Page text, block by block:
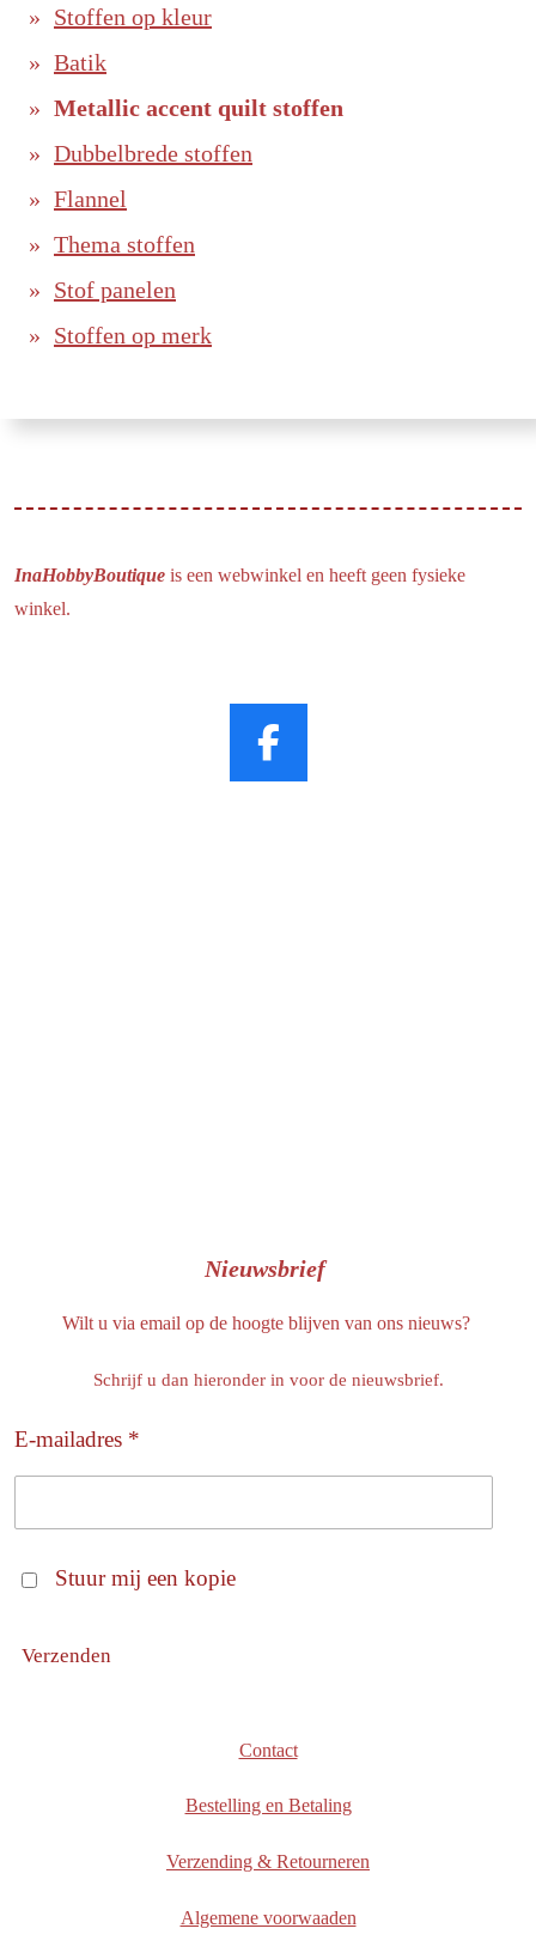
Stoffen op kleur
Batik
Metallic accent quilt stoffen
Dubbelbrede stoffen
Flannel
Thema stoffen
Stof panelen
Stoffen op merk
InaHobbyBoutique is een webwinkel en heeft geen fysieke
winkel.
F
Nieuwsbrief
Wilt u via email op de hoogte blijven van ons nieuws?
Schrijf u dan hieronder in voor de nieuwsbrief.
E-mailadres *
Stuur mij een kopie
Verzenden
Contact
Bestelling en Betaling
Verzending & Retourneren
Algemene voorwaaden